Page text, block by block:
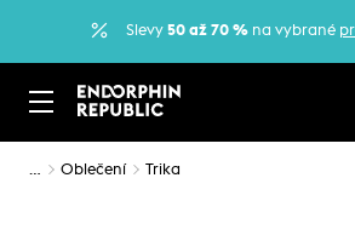
Slevy 50 až 70 % na vybrané
… Oblečení Trika